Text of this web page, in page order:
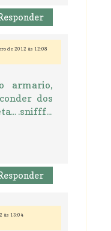
de 2012 às 12:08
armario,
dos
.snifff...
às 13:04